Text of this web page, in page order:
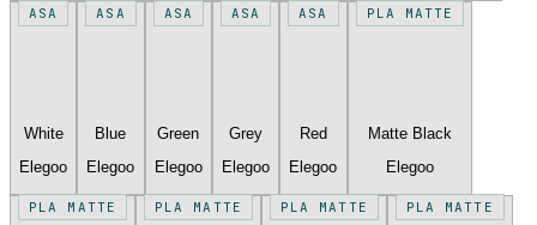
ASA
White
Elegoo
ASA
Blue
Elegoo
ASA
Green
Elegoo
ASA
Grey
Elegoo
ASA
Red
Elegoo
PLA MATTE
Matte Black
Elegoo
PLA MATTE PLA MATTE PLA MATTE PLA MATTE